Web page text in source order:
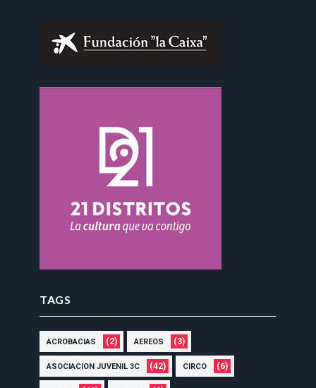
TAGS
ACROBACIAS (2) AEREOS (3)
ASOCIACION JUVENIL 3C (42) CIRCO (6)